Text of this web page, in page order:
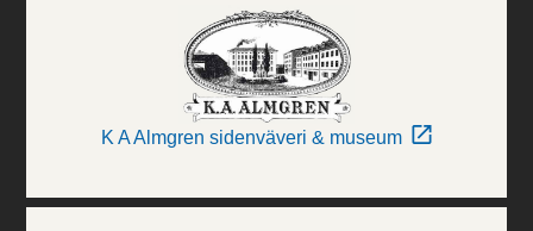
K A Almgren sidenväveri & museum